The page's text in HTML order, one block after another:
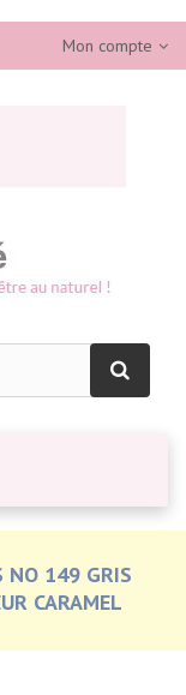
Mon compte
NO 149 GRIS
CARAMEL